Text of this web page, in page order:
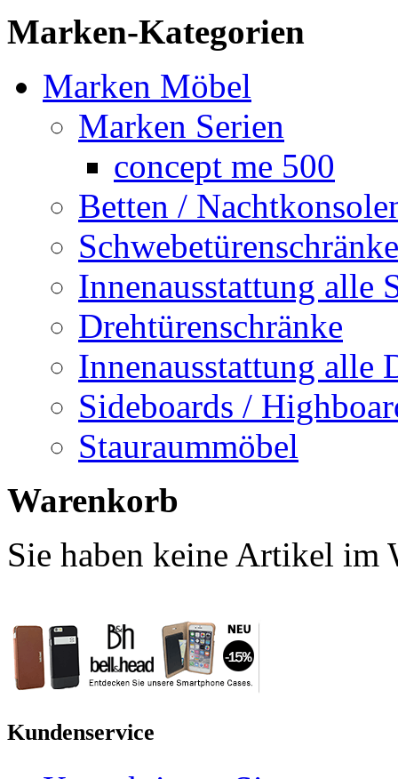
Marken-Kategorien
Marken Möbel
Marken Serien
concept me 500
Betten /
Schwebetürenschränke
Innenausstattung alle
Drehtürenschränke
Innenausstattung alle
Sideboards /
Stauraummöbel
Warenkorb
Sie haben keine Artikel im
Kundenservice